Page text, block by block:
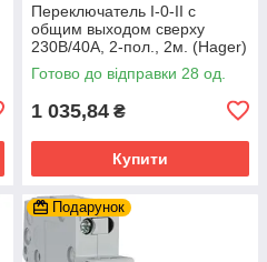
Переключатель I-0-II с
общим выходом сверху
230В/40А, 2-пол., 2м. (Hager)
Готово до відправки 28 од.
1 035,84 ₴
Купити
Подарунок